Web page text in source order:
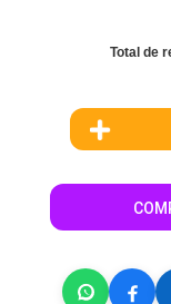
Total de